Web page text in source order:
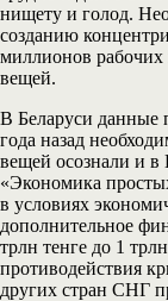
нищету и голод.
созданию
миллионов рабочих
вещей.
В Беларуси данные
года назад
вещей осознали и в
«Экономика
в условиях
дополнительное
трлн тенге до 1
противодействия
других стран СНГ